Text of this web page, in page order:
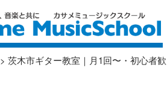
> 茨木市ギター教室｜月1回〜・初心者歓